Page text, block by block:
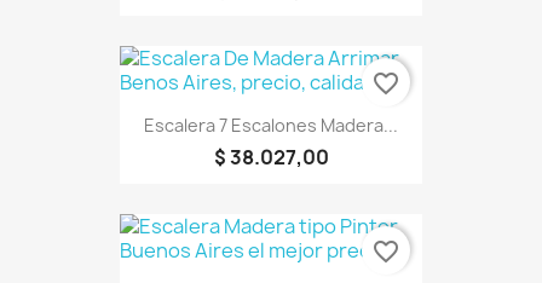
Escalera 7 Escalones Madera...
$ 38.027,00
favorite_border
favorite_border